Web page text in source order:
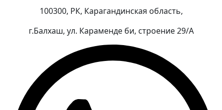
100300, РК, Карагандинская область,
г.Балхаш, ул. Караменде би, строение 29/А